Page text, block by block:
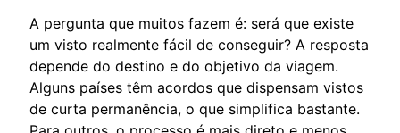
A pergunta que muitos fazem é: será que existe
um visto realmente fácil de conseguir? A resposta
depende do destino e do objetivo da viagem.
Alguns países têm acordos que dispensam vistos
de curta permanência, o que simplifica bastante.